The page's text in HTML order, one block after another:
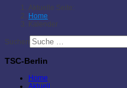
Aktuelle Seite:
Home
Kalender
Suchen
TSC-Berlin
Home
Aktuell